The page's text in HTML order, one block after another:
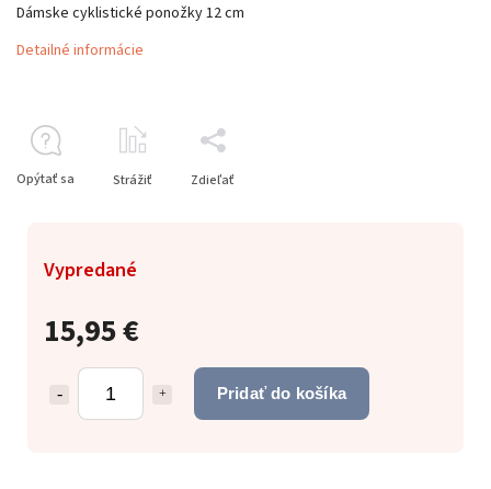
15,95 €
Pridať do košíka
Vypredané
Dámske cyklistické ponožky 12 cm
Detailné informácie
Opýtať sa Strážiť Zdieľať